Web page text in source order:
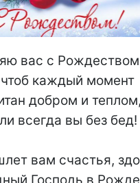
вас с
каждый момент
добром и теплом,
всегда вы без бед!
вам счастья,